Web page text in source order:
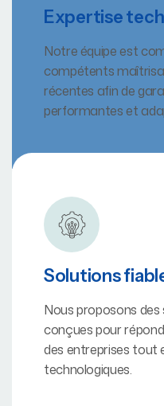
Expertise
Notre équipe est
compétents
récentes afin de
performantes et
Solutions
Nous proposons
conçues pour
des entreprises tout
technologiques.